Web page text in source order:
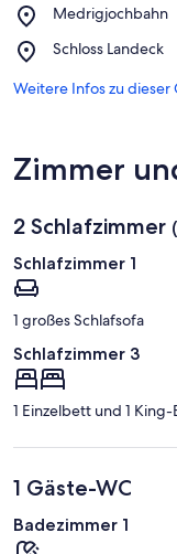
See
Medrigjochbahn
Place,
Schloss Landeck
Place,
Landeck
Weitere Infos zu dieser
Zimmer
2 Schlafzimmer
Schlafzimmer 1
1 großes Schlafsofa
Schlafzimmer 3
1 Einzelbett und 1
1 Gäste-WC
Badezimmer 1